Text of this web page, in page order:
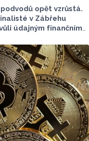
opět vzrůstá.
v Zábřehu
údajným finančním